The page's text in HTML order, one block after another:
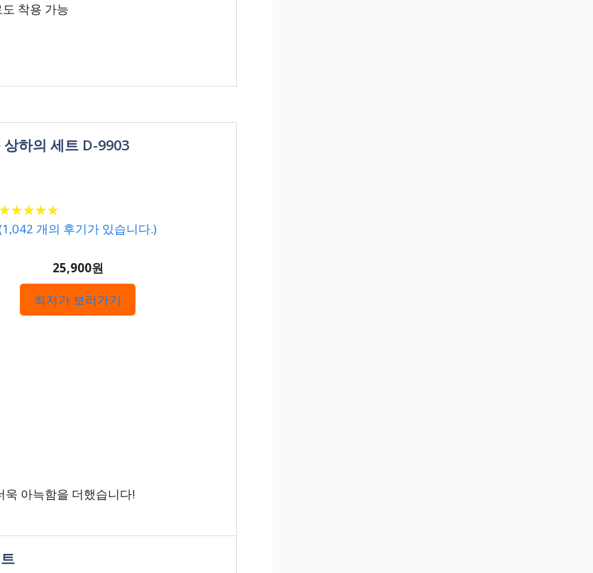
착용 가능
하의 세트 D-9903
★★★★★
★★★★★
1,042 개의 후기가 있습니다.)
25,900원
최저가 보러가기
욱 아늑함을 더했습니다!